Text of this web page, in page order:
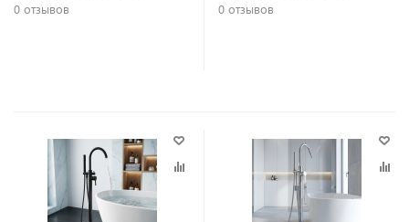
0 отзывов
0 отзывов